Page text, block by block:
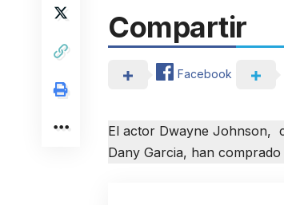
Compartir
Facebook
El actor Dwayne Johnson,
Dany Garcia, han